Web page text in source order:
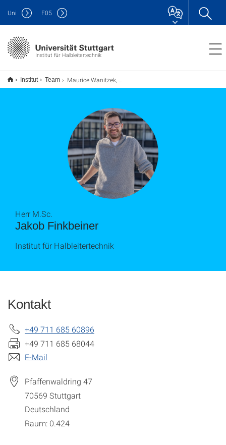
Institut für Halbleitertechnik
Uni F05
Institut Team Maurice Wanitzek, M. Sc.
Jakob Finkbeiner
Herr M.Sc.
Institut für Halbleitertechnik
Kontakt
+49 711 685 60896
+49 711 685 68044
E-Mail
Pfaffenwaldring 47
70569 Stuttgart
Deutschland
Raum: 0.424